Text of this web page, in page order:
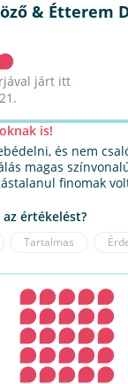
& Étterem
járt itt
is!
és nem
magas
finomak
értékelést?
Tartalmas